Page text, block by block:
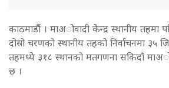
काठमाडाैं । माअोवादी केन्द्र स्थानीय तहमा
दोस्रो चरणको स्थानीय तहको निर्वाचनमा ३५
तहमध्ये ३१८ स्थानको मतगणना सकिदाँ
छ ।